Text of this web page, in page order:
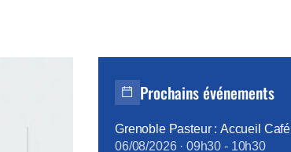
Prochains événements
Grenoble Pasteur : Accueil Café
06/08/2026· 09h30 - 10h30